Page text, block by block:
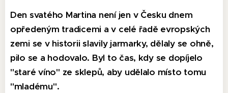
Den svatého Martina není jen v Česku dnem
opředeným tradicemi a v celé řadě evropských
zemi se v historii slavily jarmarky, dělaly se ohně,
pilo se a hodovalo. Byl to čas, kdy se dopíjelo
"staré víno" ze sklepů, aby udělalo místo tomu
"mladému".